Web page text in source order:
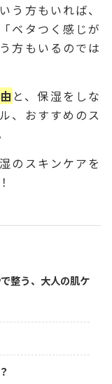
う方もいれば、
ベタつく感じが
方もいるのでは
と、保湿をしな
、おすすめのス
のスキンケアを
整う、大人の肌ケ